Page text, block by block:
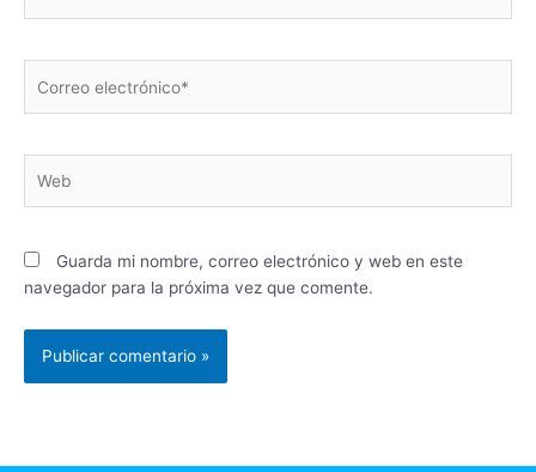
electrónico*
Guarda mi nombre, correo electrónico y web en este
navegador para la próxima vez que comente.